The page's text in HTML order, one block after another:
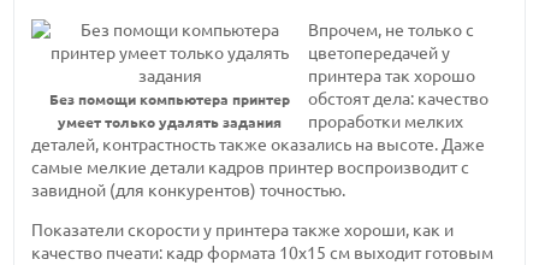
Без помощи компьютера принтер
умеет только удалять задания
Впрочем, не только с
цветопередачей у
принтера так хорошо
обстоят дела: качество
проработки мелких
деталей, контрастность также оказались на высоте. Даже
самые мелкие детали кадров принтер воспроизводит с
завидной (для конкурентов) точностью.
Показатели скорости у принтера также хороши, как и
качество пчеати: кадр формата 10х15 см выходит готовым